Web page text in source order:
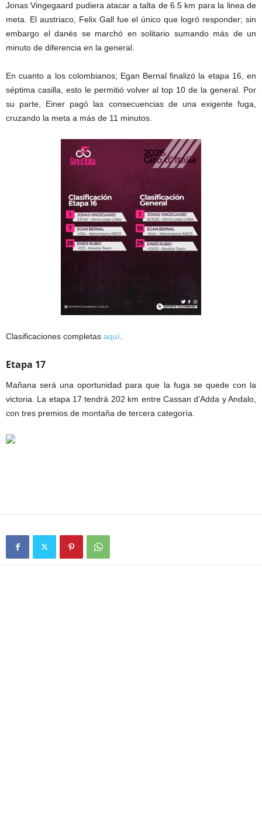
Jonas Vingegaard pudiera atacar a talta de 6.5 km para la linea de
meta. El austriaco, Felix Gall fue el único que logró responder; sin
embargo el danés se marchó en solitario sumando más de un
minuto de diferencia en la general.
En cuanto a los colombianos; Egan Bernal finalizó la etapa 16, en
séptima casilla, esto le permitió volver al top 10 de la general. Por
su parte, Einer pagó las consecuencias de una exigente fuga,
cruzando la meta a más de 11 minutos.
Clasificaciones completas aquí
Etapa 17
Mañana será una oportunidad para que la fuga se quede con la
victoria. La etapa 17 tendrá 202 km entre Cassan d’Adda y Andalo,
con tres premios de montaña de tercera categoría.